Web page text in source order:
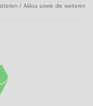
/ Akkus sowie die weiteren